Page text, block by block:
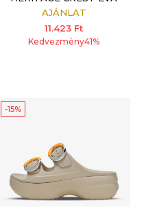
WEDGE SLIDE
AJÁNLAT
11.423 Ft
Kedvezmény41%
-15%